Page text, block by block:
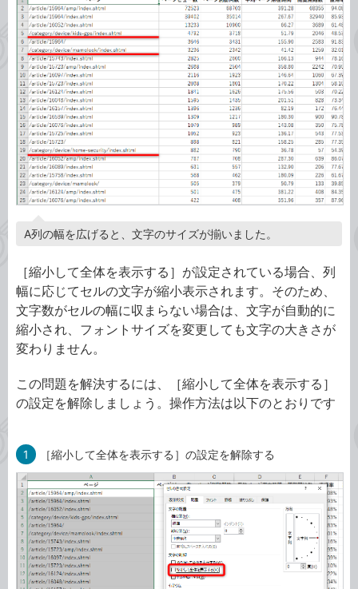
A列の幅を広げると、文字のサイズが揃いました。
［縮小して全体を表示する］が設定されている場合、列
幅に応じてセルの文字が縮小表示されます。そのため、
文字数がセルの幅に収まらない場合は、文字が自動的に
縮小され、フォントサイズを変更しても文字の大きさが
変わりません。
この問題を解決するには、［縮小して全体を表示する］
の設定を解除しましょう。操作方法は以下のとおりです
1 ［縮小して全体を表示する］の設定を解除する